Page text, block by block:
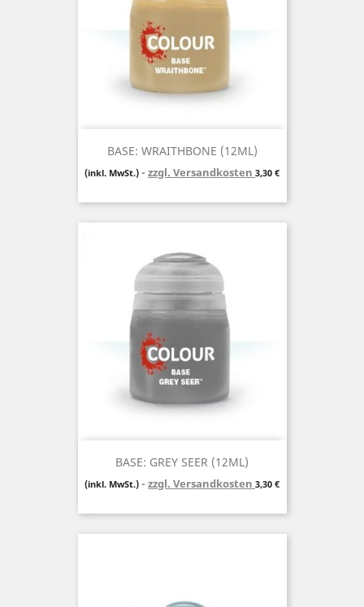
BASE: WRAITHBONE (12ML)
(inkl. MwSt.) zzgl. Versandkosten Preis
3,30 €
BASE: GREY SEER (12ML)
(inkl. MwSt.) zzgl. Versandkosten Preis
3,30 €